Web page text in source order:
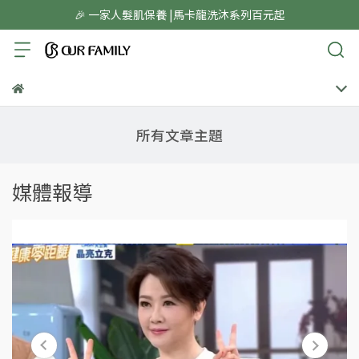
🎉 一家人髮肌保養 |馬卡龍洗沐系列百元起
所有文章主題
媒體報導